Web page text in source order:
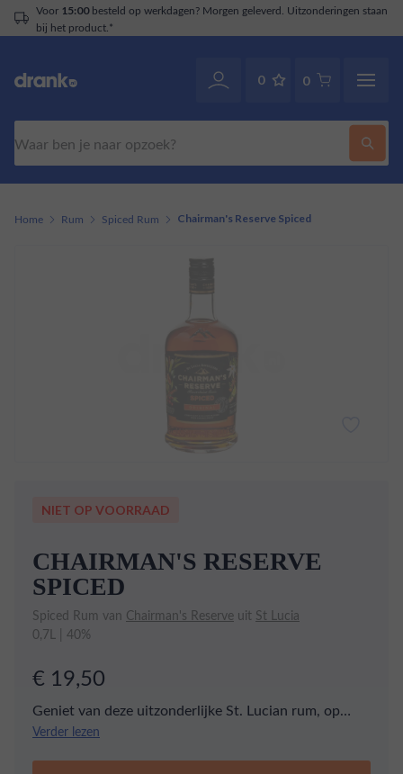
Voor 15:00besteld op werkdagen? Morgen geleverd. Uitzonderingen staan
bij het product.*
0 0
Home Rum Spiced Rum Chairman's Reserve Spiced
NIET OP VOORRAAD
CHAIRMAN'S RESERVE
SPICED
Spiced Rum van Chairman's Reserve uit St Lucia
0,7L | 40%
€ 19,50
Geniet van deze uitzonderlijke St. Lucian rum, op
smaak gebracht met Creoolse specerijen en rijke,
Verder lezen